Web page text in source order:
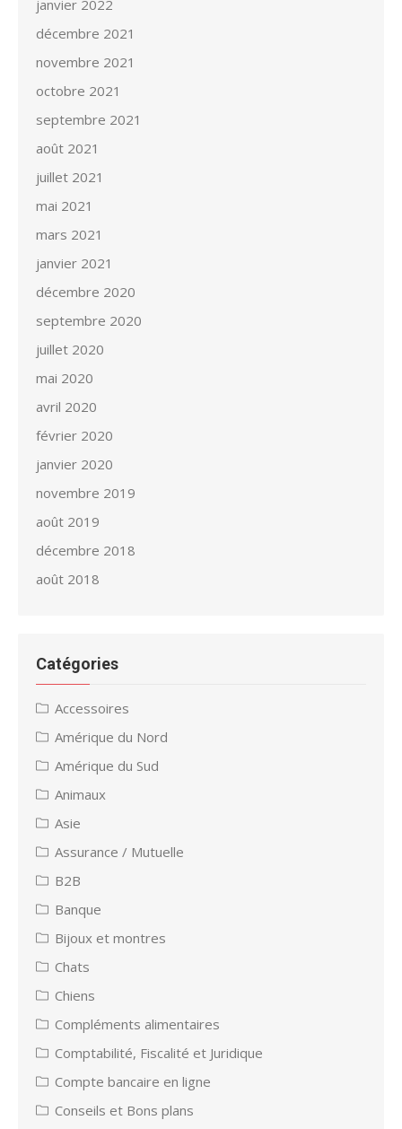
janvier 2022
décembre 2021
novembre 2021
octobre 2021
septembre 2021
août 2021
juillet 2021
mai 2021
mars 2021
janvier 2021
décembre 2020
septembre 2020
juillet 2020
mai 2020
avril 2020
février 2020
janvier 2020
novembre 2019
août 2019
décembre 2018
août 2018
Catégories
Accessoires
Amérique du Nord
Amérique du Sud
Animaux
Asie
Assurance / Mutuelle
B2B
Banque
Bijoux et montres
Chats
Chiens
Compléments alimentaires
Comptabilité, Fiscalité et Juridique
Compte bancaire en ligne
Conseils et Bons plans